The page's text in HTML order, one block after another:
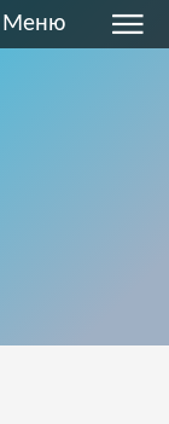
Меню